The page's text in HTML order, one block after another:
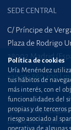
SEDE CENTRAL
C/ Príncipe de
Plaza de Rodrigo
28002 Madrid
+34 915 860 400
Uría Menéndez
Libro de Inscripciones
Política de cookies
Uría Menéndez
tus hábitos de
más interés, con el
funcionalidades del
propias y de terceros
riesgo asociado al
operativa de algunas